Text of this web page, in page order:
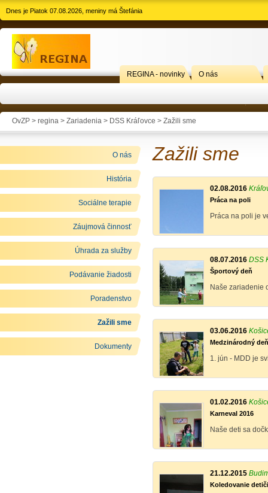
Dnes je Piatok 07.08.2026, meniny má Štefánia
REGINA - novinky O nás
OvZP > regina > Zariadenia > DSS Kráľovce > Zažili sme
O nás
História
Sociálne terapie
Záujmová činnosť
Úhrada za služby
Podávanie žiadosti
Poradenstvo
Zažili sme
Dokumenty
Zažili sme
02.08.2016
Práca na poli
Práca na poli je
08.07.2016 DSS
Športový deň
Naše zariadenie
03.06.2016
Medzinárodný
1. jún - MDD je
01.02.2016
Karneval 2016
Naše deti sa
21.12.2015
Koledovanie